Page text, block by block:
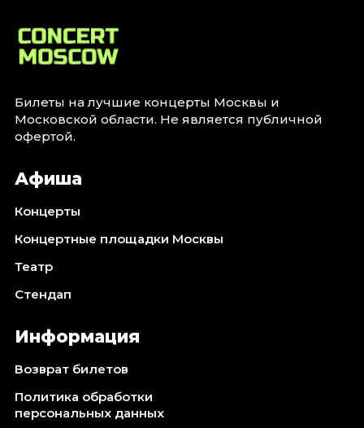
Билеты на лучшие концерты Москвы и
Московской области. Не является публичной
офертой.
Афиша
Концерты
Концертные площадки Москвы
Театр
Стендап
Информация
Возврат билетов
Политика обработки
персональных данных